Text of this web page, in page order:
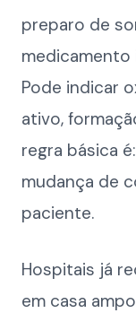
preparo de
medicamento
Pode indicar
ativo,
regra básica
mudança de
paciente.
Hospitais já
em casa